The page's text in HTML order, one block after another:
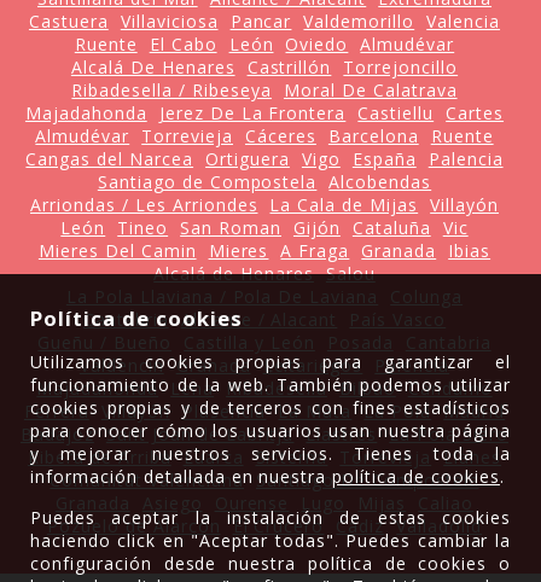
Castuera
Villaviciosa Pancar Valdemorillo
Valencia
Ruente
El Cabo León Oviedo
Almudévar
Alcalá De Henares
Castrillón
Torrejoncillo
Ribadesella / Ribeseya
Moral De Calatrava
Majadahonda
Jerez De La Frontera Castiellu
Cartes
Almudévar
Torrevieja Cáceres Barcelona
Ruente
Cangas del Narcea
Ortiguera Vigo España
Palencia
Santiago de Compostela
Alcobendas
Arriondas / Les Arriondes
La Cala de Mijas
Villayón
León
Tineo San Roman Gijón Cataluña
Vic
Mieres Del Camin
Mieres A Fraga Granada
Ibias
Alcalá de Henares Salou
Cantabria
Alicante / Alacant
Valdencin Granada Leitariegos
Palencia
Majadahonda
Lena Ribadesella Bilbao Candamo
Ferrera
Villayón Plasencia La Mata La Pola Madrid
Badajoz Sant Joan de Labritja Llastres
La Pola Siero
Ribera de Arriba Luarca Sisterna Torrevieja
Llanes
Comunitat Valenciana
Santiago De Compostela
Pozuelo de Alarcón
El Crucero Cádiz Valladolid
Política de cookies
Utilizamos cookies propias para garantizar el
funcionamiento de la web. También podemos utilizar
cookies propias y de terceros con fines estadísticos
para conocer cómo los usuarios usan nuestra página
y mejorar nuestros servicios. Tienes toda la
información detallada en nuestrapolítica de cookies.
Puedes aceptar la instalación de estas cookies
haciendo click en "Aceptar todas". Puedes cambiar la
configuración desde nuestra política de cookies o